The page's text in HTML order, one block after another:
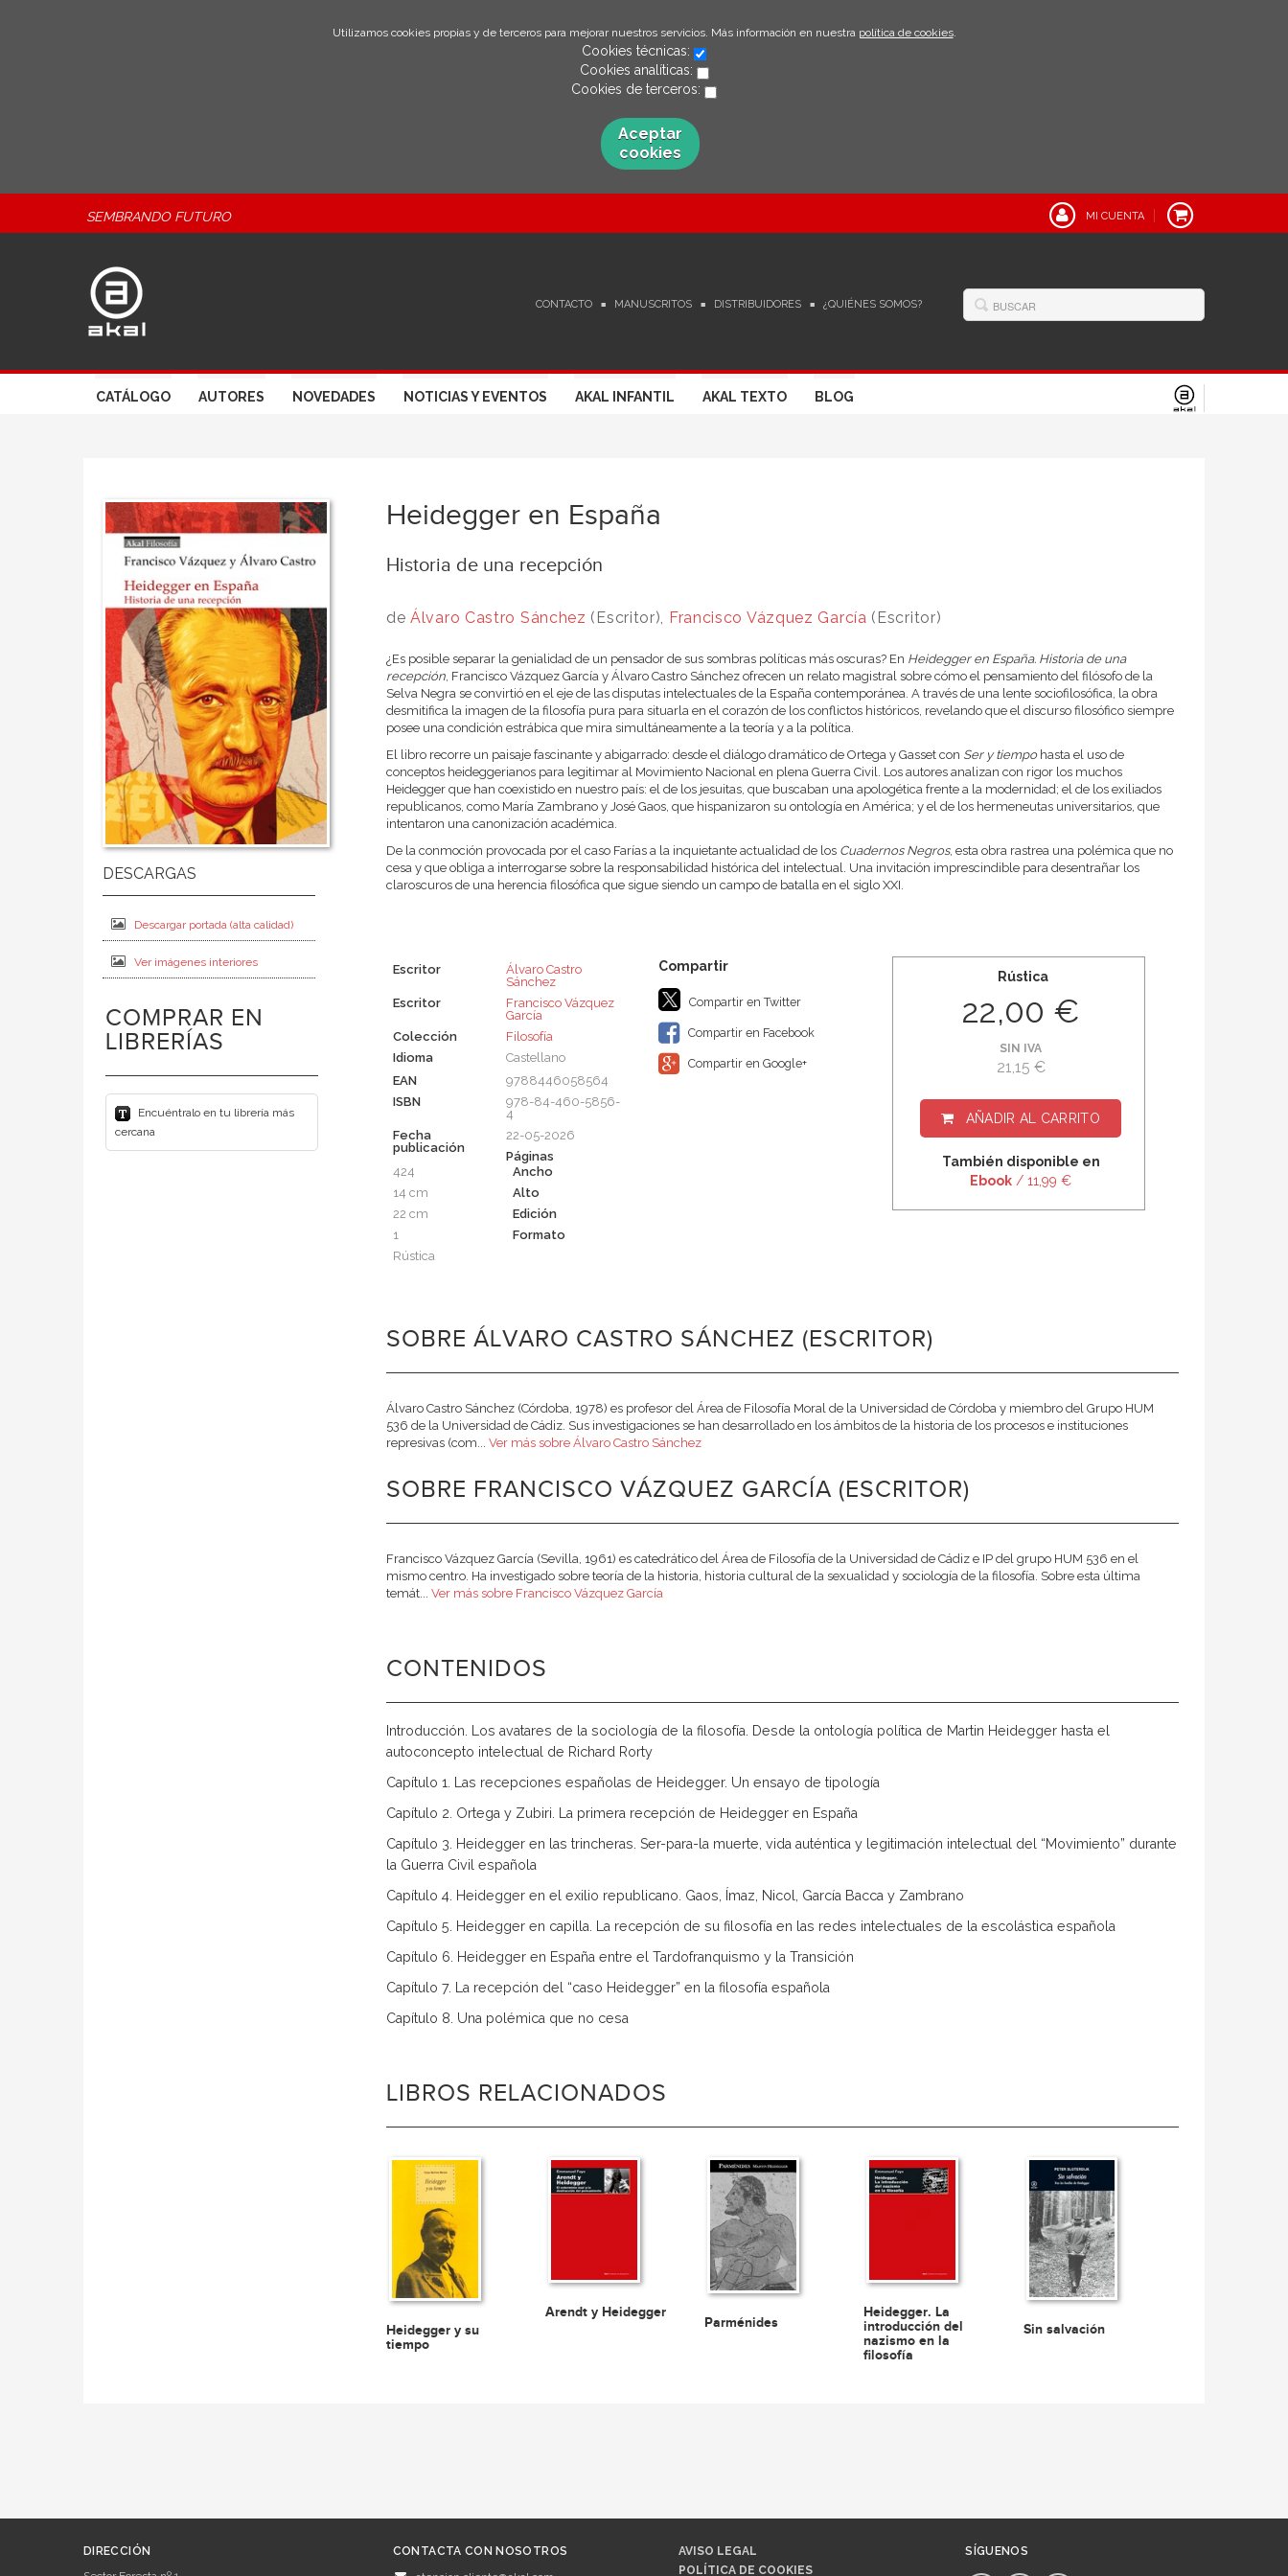
Utilizamos cookies propias y de terceros para mejorar nuestros servicios. Más información en nuestra política de cookies.
Cookies técnicas:
Cookies analíticas:
Cookies de terceros:
Aceptar
cookies
SEMBRANDO FUTURO MI CUENTA
CONTACTO MANUSCRITOS DISTRIBUIDORES ¿QUIÉNES SOMOS?
CATÁLOGO AUTORES NOVEDADES NOTICIAS Y EVENTOS AKAL INFANTIL AKAL TEXTO BLOG
Descargar portada (alta calidad)
Ver imágenes interiores
COMPRAR EN
LIBRERÍAS
Encuéntralo en tu librería más
cercana
Heidegger en España
Historia de una recepción
deÁlvaro Castro Sánchez (Escritor), Francisco Vázquez García (Escritor)
¿Es posible separar la genialidad de un pensador de sus sombras políticas más oscuras? En Heidegger en España. Historia de una
recepción, Francisco Vázquez García y Ál­varo Castro Sánchez ofrecen un relato magistral sobre cómo el pensamiento del filósofo de la
Selva Negra se convirtió en el eje de las disputas intelectuales de la España contemporánea. A través de una lente sociofilosófica, la obra
desmitifica la ima­gen de la filosofía pura para situarla en el corazón de los con­flictos históricos, revelando que el discurso filosófico siempre
posee una condición estrábica que mira simultáneamente a la teoría y a la política.
El libro recorre un paisaje fascinante y abigarrado: desde el diá­logo dramático de Ortega y Gasset con Ser y tiempo hasta el uso de
conceptos heideggerianos para legitimar al Movimiento Nacional en plena Guerra Civil. Los autores analizan con rigor los muchos
Heidegger que han coexistido en nuestro país: el de los jesuitas, que buscaban una apologética frente a la modernidad; el de los exiliados
republicanos, como María Zambra­no y José Gaos, que hispanizaron su ontología en América; y el de los hermeneutas universitarios, que
intentaron una canoni­zación académica.
De la conmoción provocada por el caso Farías a la inquietante actualidad de los Cuadernos Negros, esta obra rastrea una polé­mica que no
cesa y que obliga a interrogarse sobre la respon­sabilidad histórica del intelectual. Una invitación imprescindi­ble para desentrañar los
claroscuros de una herencia filosófica que sigue siendo un campo de batalla en el siglo XXI.
Escritor
Álvaro Castro
Sánchez
Escritor
Francisco Vázquez
García
Colección
Filosofía
Idioma
Castellano
EAN
9788446058564
ISBN
978-84-460-5856-
4
Fecha
publicación
22-05-2026
Páginas
424
Ancho
14 cm
Alto
22 cm
Edición
1
Formato
Rústica
Compartir en Twitter
Compartir en Facebook
Compartir en Google+
Rústica
22,00 €
SIN IVA
21,15 €
AÑADIR AL CARRITO
También disponible en
Ebook / 11,99 €
SOBRE ÁLVARO CASTRO SÁNCHEZ (ESCRITOR)
Álvaro Castro Sánchez (Córdoba, 1978) es profesor del Área de Filosofía Moral de la Universidad de Córdoba y miembro del Grupo HUM
536 de la Universidad de Cádiz. Sus investigaciones se han desarrollado en los ámbitos de la historia de los procesos e instituciones
represivas (com... Ver más sobre Álvaro Castro Sánchez
SOBRE FRANCISCO VÁZQUEZ GARCÍA (ESCRITOR)
Francisco Vázquez García (Sevilla, 1961) es catedrático del Área de Filosofía de la Universidad de Cádiz e IP del grupo HUM 536 en el
mismo centro. Ha investigado sobre teoría de la historia, historia cultural de la sexualidad y sociología de la filosofía. Sobre esta última
temát... Ver más sobre Francisco Vázquez García
CONTENIDOS
Introducción. Los avatares de la sociología de la filosofía. Desde la ontología política de Martin Heidegger hasta el
autoconcepto intelectual de Richard Rorty
Capítulo 1. Las recepciones españolas de Heidegger. Un ensayo de tipología
Capítulo 2. Ortega y Zubiri. La primera recepción de Heidegger en España
Capítulo 3. Heidegger en las trincheras. Ser-para-la muerte, vida auténtica y legitimación intelectual del “Movimiento” durante
la Guerra Civil española
Capítulo 4. Heidegger en el exilio republicano. Gaos, Ímaz, Nicol, García Bacca y Zambrano
Capítulo 5. Heidegger en capilla. La recepción de su filosofía en las redes intelectuales de la escolástica española
Capítulo 6. Heidegger en España entre el Tardofranquismo y la Transición
Capítulo 7. La recepción del “caso Heidegger” en la filosofía española
Capítulo 8. Una polémica que no cesa
LIBROS RELACIONADOS
Heidegger y su
tiempo
Arendt y Heidegger
Parménides
Heidegger. La
introducción del
nazismo en la
filosofía
Sin salvación
DIRECCIÓN
CONTACTA CON NOSOTROS
AVISO LEGAL
POLÍTICA DE COOKIES
SÍGUENOS